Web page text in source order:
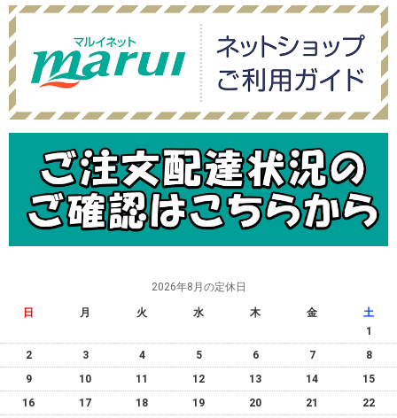
2026年8月の定休日
日 月 火 水 木 金
土
1
2
3 4 5 6 7
8
9
10 11 12 13 14
15
16
17 18 19 20 21
22